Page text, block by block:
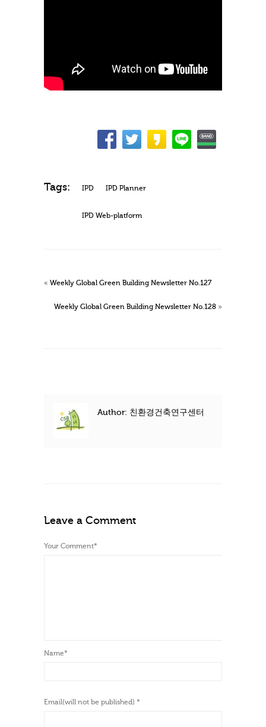
Tags: IPD IPD Planner
IPD Web-platform
« Weekly Global Green Building Newsletter No.127
Weekly Global Green Building Newsletter No.128 »
Author: 친환경건축연구센터
Leave a Comment
Your Comment*
Name*
Email(will not be published) *